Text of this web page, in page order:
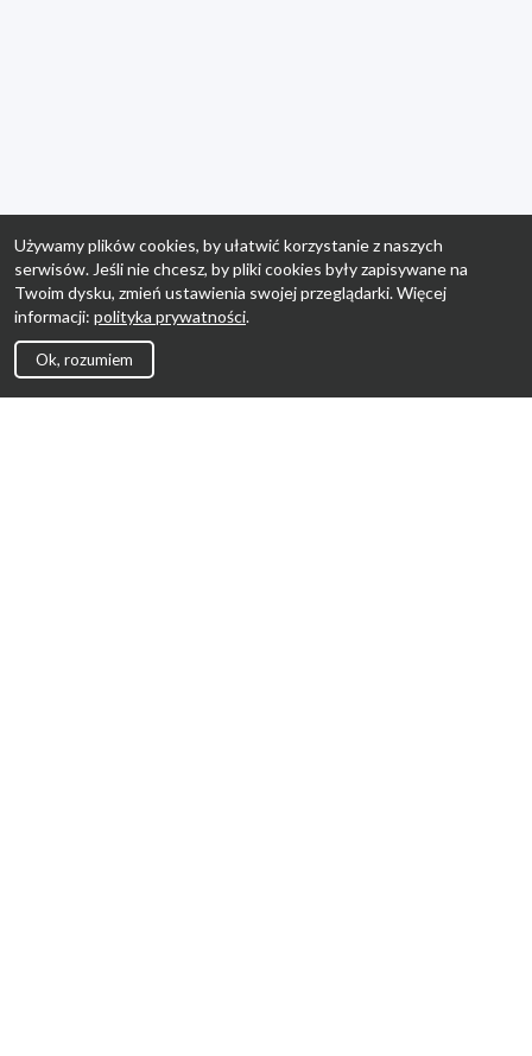
Używamy plików cookies, by ułatwić korzystanie z naszych
serwisów. Jeśli nie chcesz, by pliki cookies były zapisywane na
Twoim dysku, zmień ustawienia swojej przeglądarki. Więcej
informacji: polityka prywatności.
Ok, rozumiem